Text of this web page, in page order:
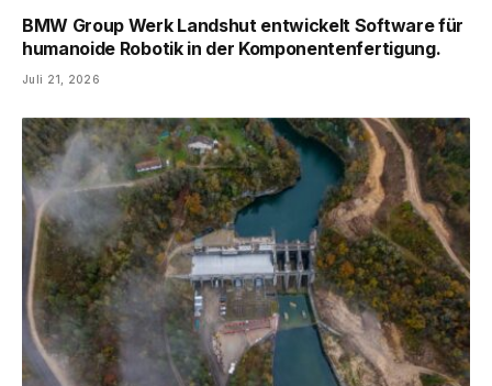
BMW Group Werk Landshut entwickelt Software für
humanoide Robotik in der Komponentenfertigung.
Juli 21, 2026